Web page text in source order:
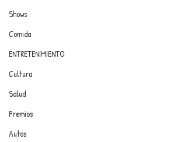
dinamicaseltrendytop@gmail.com
Shows
Comida
ENTRETENIMIENTO
Cultura
Salud
Premios
Autos